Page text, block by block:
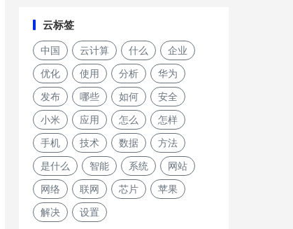
云标签
中国 云计算 什么 企业
优化 使用 分析 华为
发布 哪些 如何 安全
小米 应用 怎么 怎样
手机 技术 数据 方法
是什么 智能 系统 网站
网络 联网 芯片 苹果
解决 设置